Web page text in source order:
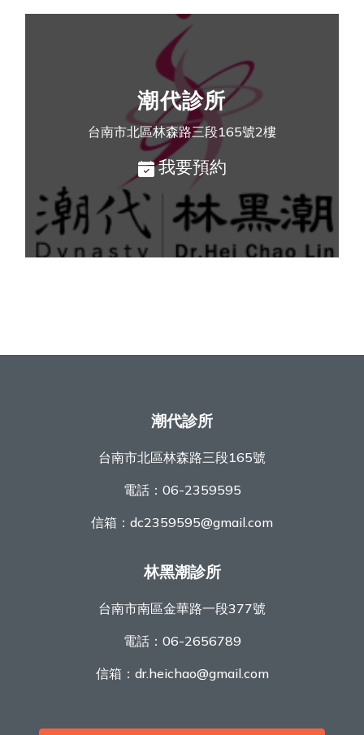
潮代診所
台南市北區林森路三段165號2樓
我要預約
潮代診所
台南市北區林森路三段165號
電話： 06-2359595
信箱： dc2359595@gmail.com
林黑潮診所
台南市南區金華路一段377號
電話： 06-2656789
信箱： dr.heichao@gmail.com